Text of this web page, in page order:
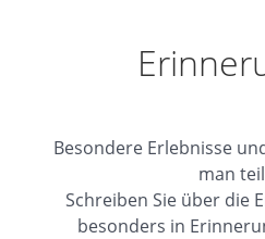
Ruhe in Frieden
Besondere Erlebnisse
man
Schreiben Sie über die
besonders in